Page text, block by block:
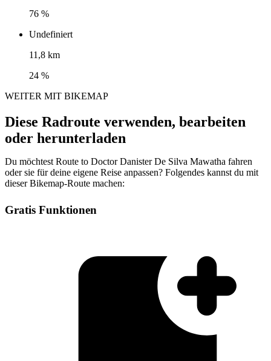
76 %
Undefiniert
11,8 km
24 %
WEITER MIT BIKEMAP
Diese Radroute verwenden, bearbeiten
oder herunterladen
Du möchtest Route to Doctor Danister De Silva Mawatha fahren
oder sie für deine eigene Reise anpassen? Folgendes kannst du mit
dieser Bikemap-Route machen:
Gratis Funktionen